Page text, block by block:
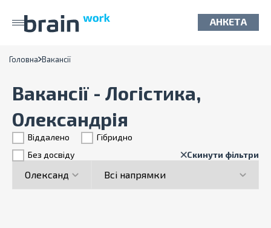
АНКЕТА
Головна Вакансії
Вакансії - Логістика,
Олександрія
Віддалено
Гiбридно
Без досвіду
Скинути фільтри